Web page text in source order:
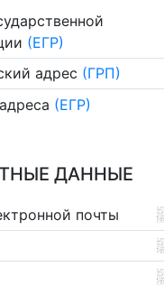
(ЕГР)
адрес (ГРП)
(ЕГР)
ДАННЫЕ
почты